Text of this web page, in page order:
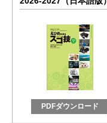
PDFダウンロード